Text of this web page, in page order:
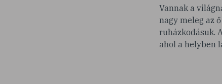
Vannak a
nagy meleg az
ruházkodásuk.
ahol a helyben